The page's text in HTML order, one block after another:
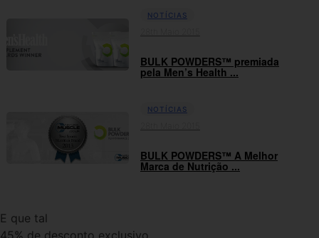
NOTÍCIAS
BULK POWDERS™ premiada
pela Men’s Health ...
NOTÍCIAS
BULK POWDERS™ A Melhor
Marca de Nutrição ...
E que tal
45% de desconto exclusivo